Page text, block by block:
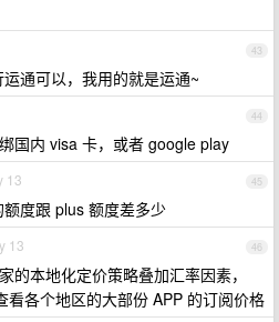
43
运通可以，我用的就是运通~
44
国内 visa 卡，或者 google play
45
13
度跟 plus 额度差多少
46
13
的本地化定价策略叠加汇率因素，
看各个地区的大部份 APP 的订阅价格